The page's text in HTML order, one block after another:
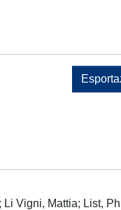
Vigni, Mattia; List,